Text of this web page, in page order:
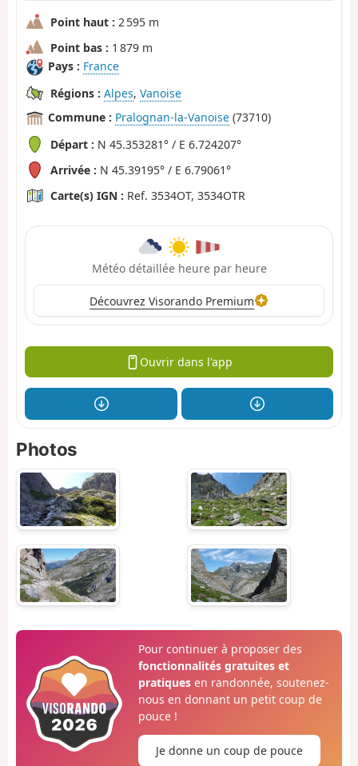
Point haut : 2 595 m
Point bas : 1 879 m
Pays : France
Régions : Alpes, Vanoise
Commune : Pralognan-la-Vanoise (73710)
Départ : N 45.353281° / E 6.724207°
Arrivée : N 45.39195° / E 6.79061°
Carte(s) IGN : Ref. 3534OT, 3534OTR
Météo détaillée heure par heure
Découvrez Visorando Premium
Ouvrir dans l'app
Photos
Pour continuer à proposer des
fonctionnalités gratuites et
pratiquesen randonnée, soutenez-
nous en donnant un petit coup de
pouce !
Je donne un coup de pouce